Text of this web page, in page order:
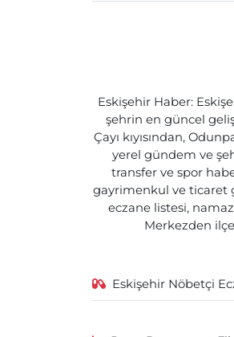
Eskişehir Haber:
şehrin en güncel
Çayı kıyısından,
yerel gündem ve
transfer ve spor
gayrimenkul ve ticaret
eczane listesi,
Merkezden
Eskişehir Nöbetçi